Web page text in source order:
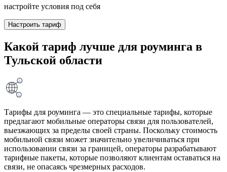
настройте условия под себя
Настроить тариф
Какой тариф лучше для роуминга в
Тульской области
Тарифы для роуминга — это специальные тарифы, которые
предлагают мобильные операторы связи для пользователей,
выезжающих за пределы своей страны. Поскольку стоимость
мобильной связи может значительно увеличиваться при
использовании связи за границей, операторы разрабатывают
тарифные пакеты, которые позволяют клиентам оставаться на
связи, не опасаясь чрезмерных расходов.